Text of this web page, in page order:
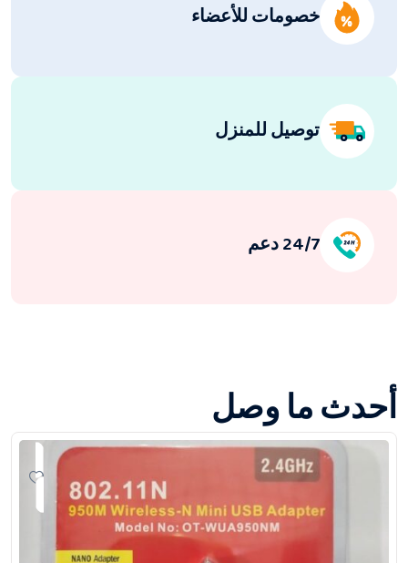
خصومات للأعضاء
توصيل للمنزل
24/7 دعم
أحدث ما وصل